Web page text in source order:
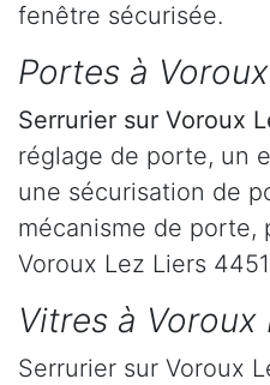
fenêtre sécurisée.
Portes à
Serrurier sur Voroux
réglage de porte, un
une sécurisation de
mécanisme de
Voroux Lez Liers
Vitres à Voroux
Serrurier sur Voroux